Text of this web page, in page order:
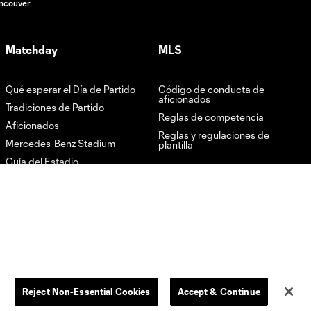
Matchday
Qué esperar el Día de Partido
Tradiciones de Partido
Aficionados
Mercedes-Benz Stadium
Guía del Estadio
MLS
Código de conducta de
aficionados
Reglas de competencia
Reglas y regulaciones de
plantilla
Reject Non-Essential Cookies Accept & Continue